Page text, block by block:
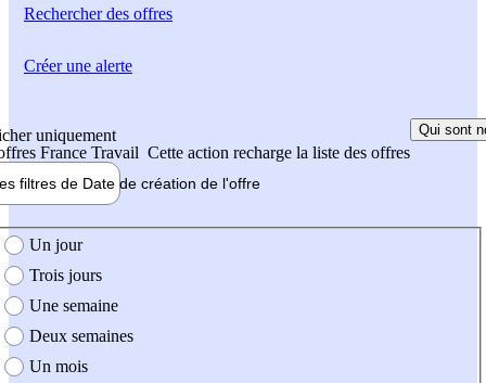
Rechercherdes offres
uniquement
France Travail Cette action recharge la liste des offres
Qui sont
filtres de Date de création de l'offre
création de l'offre
Un jour
Trois jours
Une semaine
Deux semaines
Un mois
Créer une alerte